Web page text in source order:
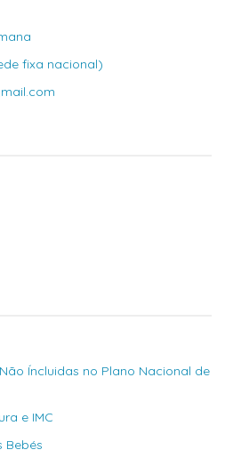
fixa nacional)
Íncluidas no Plano Nacional de
e IMC
Bebés